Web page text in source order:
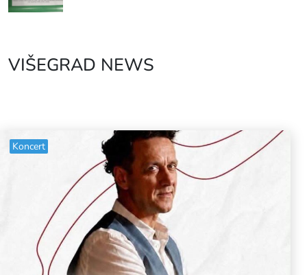
VIŠEGRAD NEWS
Koncert